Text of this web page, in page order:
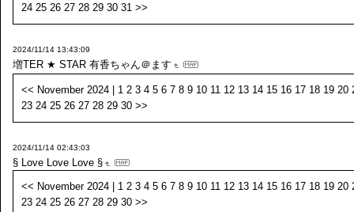
24 25 26 27 28 29 30 31 >>
2024/11/14 13:43:09
増TER ★ STAR 有香ちゃん＠ます
<< November 2024 | 1 2 3 4 5 6 7 8 9 10 11 12 13 14 15 16 17 18 19 20
23 24 25 26 27 28 29 30 >>
2024/11/14 02:43:03
§ Love Love Love §
<< November 2024 | 1 2 3 4 5 6 7 8 9 10 11 12 13 14 15 16 17 18 19 20
23 24 25 26 27 28 29 30 >>